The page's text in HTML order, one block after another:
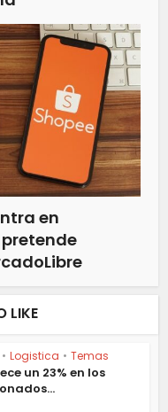
en
LIKE
• Logistica • Temas
un 23% en los